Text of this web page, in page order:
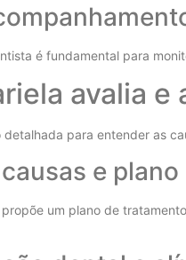
é fundamental para
avalia
detalhada para entender as
e
um plano de